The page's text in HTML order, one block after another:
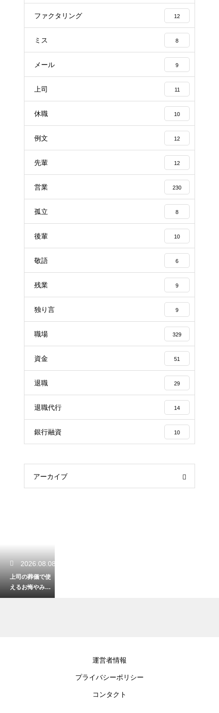
ファクタリング 12
ミス 8
メール 9
上司 11
休職 10
例文 12
先輩 12
営業 230
孤立 8
後輩 10
敬語 6
残業 9
独り言 9
職場 329
資金 51
退職 29
退職代行 14
銀行融資 10
アーカイブ
2026.08.08
上司の葬儀で使
えるお悔やみの
例文！失礼のな
運営者情報
プライバシーポリシー
コンタクト